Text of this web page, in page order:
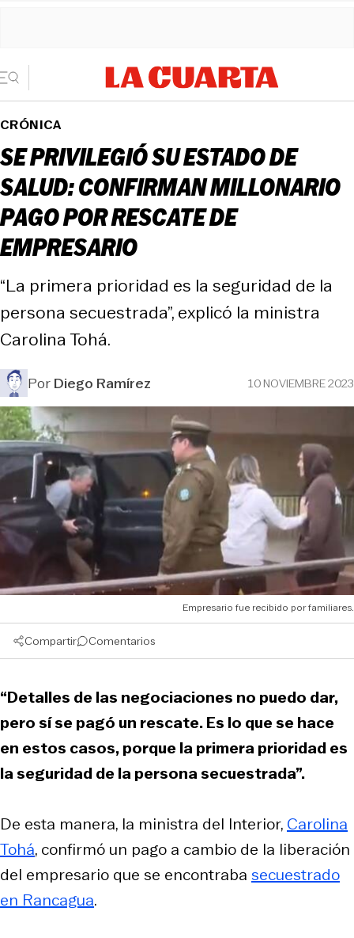
CRÓNICA
SE PRIVILEGIÓ SU ESTADO DE
SALUD: CONFIRMAN MILLONARIO
PAGO POR RESCATE DE
EMPRESARIO
“La primera prioridad es la seguridad de la
persona secuestrada”, explicó la ministra
Carolina Tohá.
PorDiego Ramírez 10 NOVIEMBRE 2023
Empresario fue recibido por familiares.
Compartir Comentarios
“Detalles de las negociaciones no puedo dar,
pero sí se pagó un rescate. Es lo que se hace
en estos casos, porque la primera prioridad es
la seguridad de la persona secuestrada”.
De esta manera, la ministra del Interior, Carolina
Tohá, confirmó un pago a cambio de la liberación
del empresario que se encontraba secuestrado
en Rancagua.